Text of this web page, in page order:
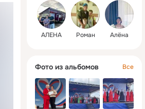
АЛЕНА Роман Алёна
Фото из альбомов Все